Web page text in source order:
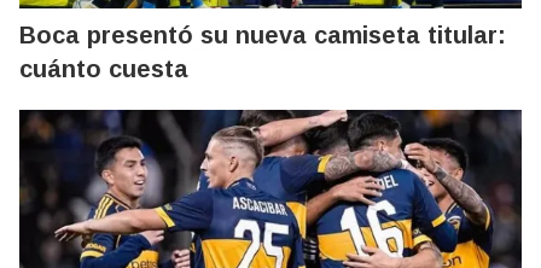
Boca presentó su nueva camiseta titular:
cuánto cuesta